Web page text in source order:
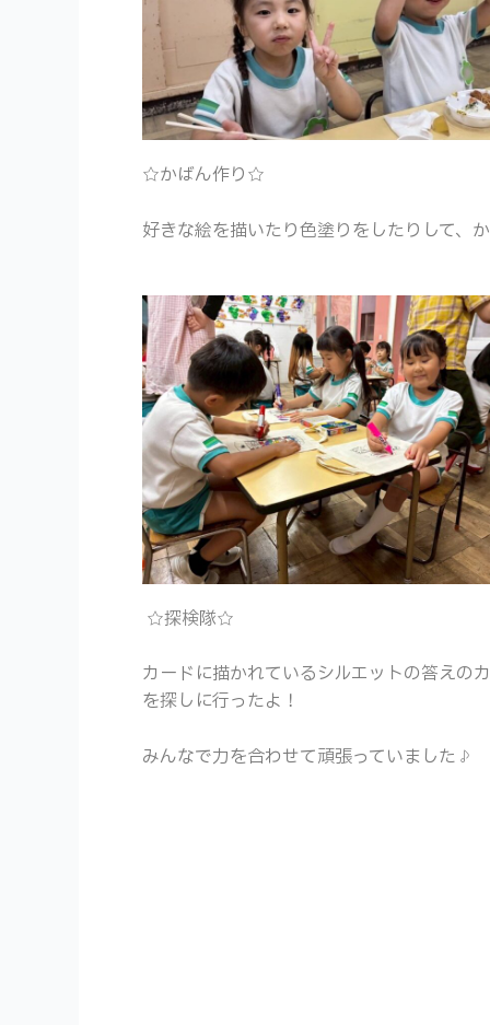
☆かばん作り☆
好きな絵を描いたり色塗りをしたりして、
☆探検隊☆
カードに描かれているシルエットの答えの
を探しに行ったよ！
みんなで力を合わせて頑張っていました♪